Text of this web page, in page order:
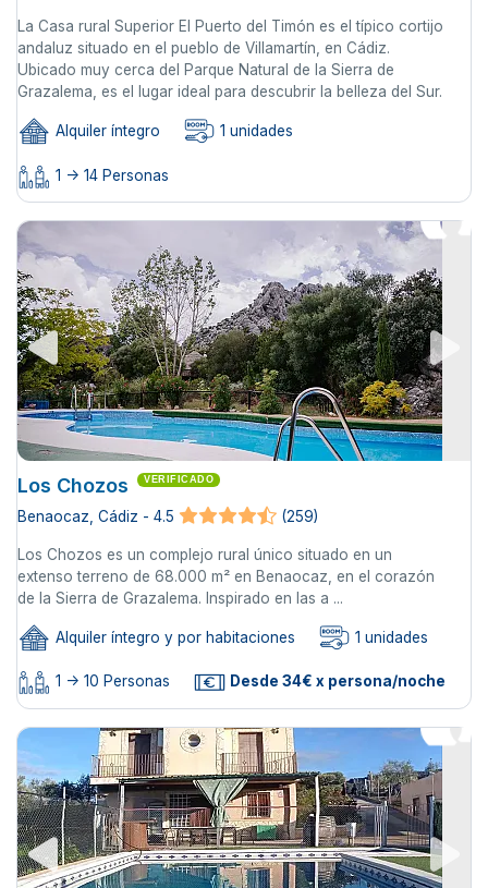
La Casa rural Superior El Puerto del Timón es el típico cortijo
andaluz situado en el pueblo de Villamartín, en Cádiz.
Ubicado muy cerca del Parque Natural de la Sierra de
Grazalema, es el lugar ideal para descubrir la belleza del Sur.
Alquiler íntegro 1 unidades
1 -> 14 Personas
Los Chozos VERIFICADO
Benaocaz, Cádiz - 4.5 (259)
Los Chozos es un complejo rural único situado en un
extenso terreno de 68.000 m² en Benaocaz, en el corazón
de la Sierra de Grazalema. Inspirado en las a ...
Alquiler íntegro y por habitaciones 1 unidades
1 -> 10 Personas Desde 34€ x persona/noche